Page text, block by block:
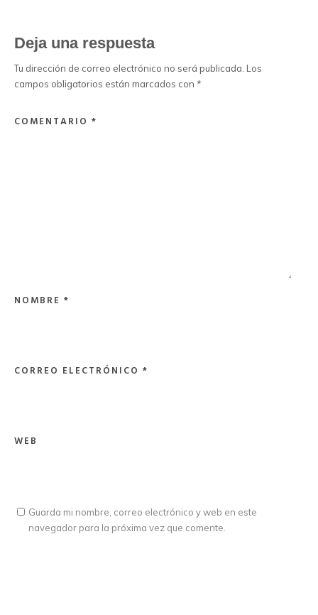
Deja una respuesta
Tu dirección de correo electrónico no será publicada. Los
campos obligatorios están marcados con *
COMENTARIO *
NOMBRE *
CORREO ELECTRÓNICO *
WEB
Guarda mi nombre, correo electrónico y web en este
navegador para la próxima vez que comente.